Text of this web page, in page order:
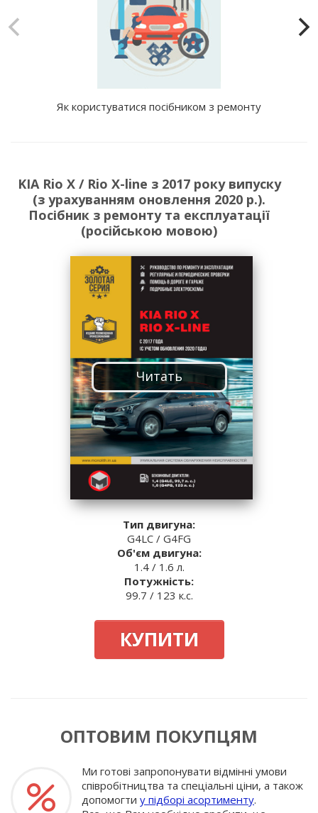
Як користуватися посібником з ремонту
KIA Rio X / Rio X-line з 2017 року випуску
(з урахуванням оновлення 2020 р.).
Посібник з ремонту та експлуатації
(російською мовою)
Читать
Тип двигуна:
G4LC / G4FG
Об'єм двигуна:
1.4 / 1.6 л.
Потужність:
99.7 / 123 к.с.
КУПИТИ
ОПТОВИМ ПОКУПЦЯМ
Ми готові запропонувати відмінні умови
співробітництва та спеціальні ціни, а також
допомогти у підборі асортименту.